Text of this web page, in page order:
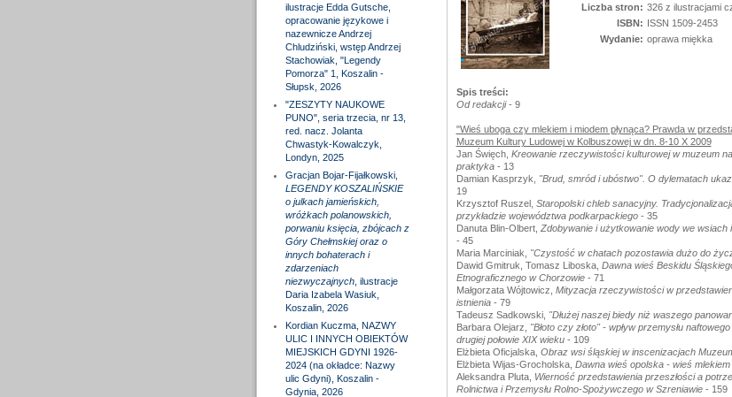
ilustracje Edda Gutsche,
opracowanie językowe i
nazewnicze Andrzej
Chludziński, wstęp Andrzej
Stachowiak, "Legendy
Pomorza" 1, Koszalin -
Słupsk, 2026
"ZESZYTY NAUKOWE
PUNO", seria trzecia, nr 13,
red. nacz. Jolanta
Chwastyk-Kowalczyk,
Londyn, 2025
Gracjan Bojar-Fijałkowski,
LEGENDY KOSZALIŃSKIE
o julkach jamieńskich,
wróżkach polanowskich,
porwaniu księcia, zbójcach z
Góry Chełmskiej oraz o
innych bohaterach i
zdarzeniach
niezwyczajnych, ilustracje
Daria Izabela Wasiuk,
Koszalin, 2026
Kordian Kuczma, NAZWY
ULIC I INNYCH OBIEKTÓW
MIEJSKICH GDYNI 1926-
2024 (na okładce: Nazwy
ulic Gdyni), Koszalin -
Gdynia, 2026
Liczba stron: 326 z ilustracjami
ISBN: ISSN 1509-2453
Wydanie: oprawa miękka
Spis treści:
Od redakcji- 9
"Wieś uboga czy mlekiem i miodem płynąca? Prawda w
Muzeum Kultury Ludowej w Kolbuszowej w dn. 8-10 X 2009
Jan Święch, Kreowanie rzeczywistości kulturowej w muzeum
praktyka- 13
Damian Kasprzyk,
"Brud, smród i ubóstwo". O dylematach
19
Krzysztof Ruszel, Staropolski chleb sanacyjny.
przykładzie województwa podkarpackiego- 35
Danuta Blin-Olbert, Zdobywanie i użytkowanie wody we wsiach
- 45
Maria Marciniak,
"Czystość w chatach pozostawia dużo do
Dawid Gmitruk, Tomasz Liboska, Dawna wieś Beskidu
Etnograficznego w Chorzowie- 71
Małgorzata Wójtowicz, Mityzacja rzeczywistości w
istnienia- 79
Tadeusz Sadkowski, "Dłużej naszej biedy niż waszego
Barbara Olejarz,
"Błoto czy złoto" - wpływ przemysłu
drugiej połowie XIX wieku- 109
Elżbieta Oficjalska, Obraz wsi śląskiej w inscenizacjach
Elżbieta Wijas-Grocholska, Dawna wieś opolska - wieś mlekiem
Aleksandra Pluta, Wierność przedstawienia przeszłości a
Rolnictwa i Przemysłu Rolno-Spożywczego w Szreniawie- 159